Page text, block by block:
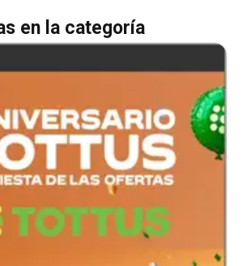
en la categoría